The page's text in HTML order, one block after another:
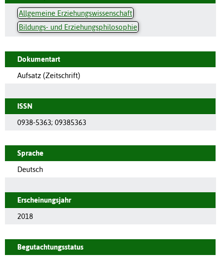
Allgemeine Erziehungswissenschaft
Bildungs- und Erziehungsphilosophie
Dokumentart
Aufsatz (Zeitschrift)
ISSN
0938-5363; 09385363
Sprache
Deutsch
Erscheinungsjahr
2018
Begutachtungsstatus